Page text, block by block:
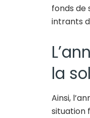
fonds de
intrants
la
Ainsi,
situation